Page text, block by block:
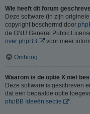
Wie heeft dit forum
Deze software (in zijn
copyright beschermd door
de GNU General Public
over phpBB
voor meer
Omhoog
Waarom is de optie X niet
Deze software is geschreven
dat een bepaalde optie
phpBB Ideeën sectie
.